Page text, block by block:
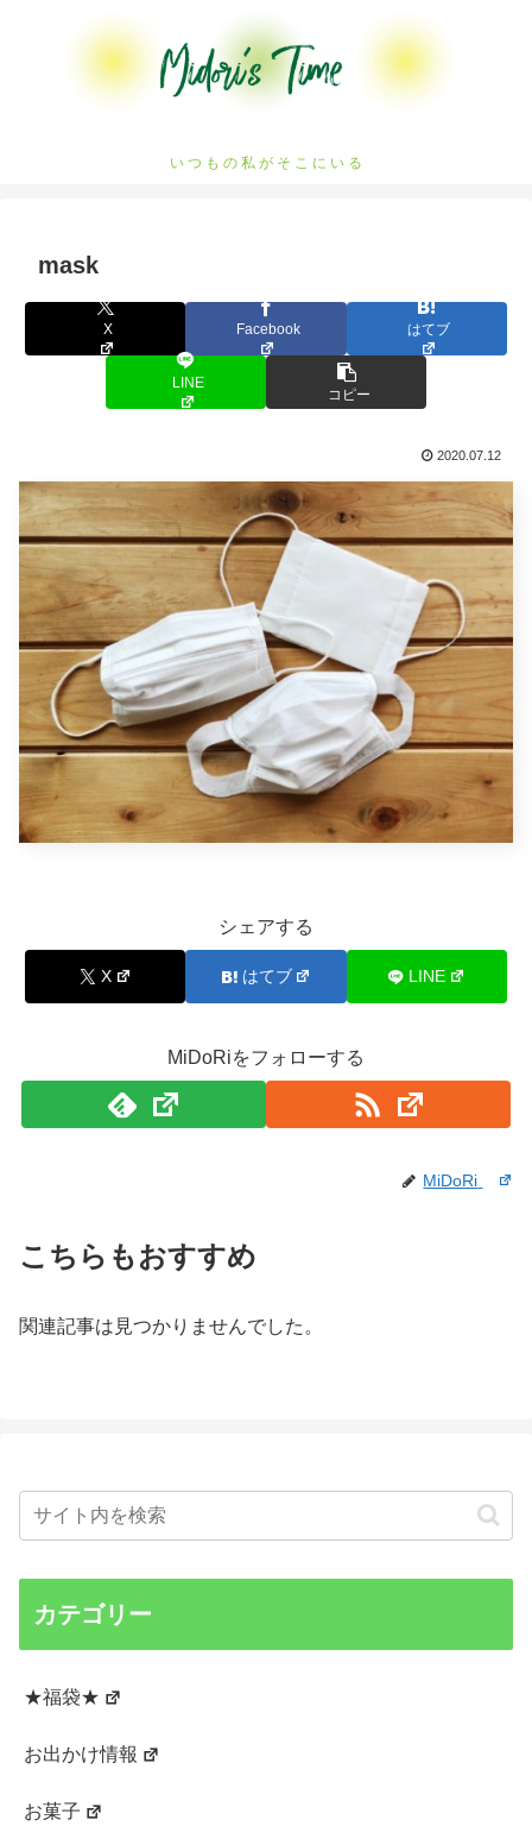
い つ も の 私 が そ こ に い る
mask
X Facebook はてブ
LINE
コピー
2020.07.12
シェアする
X はてブ LINE
MiDoRiをフォローする
MiDoRi
こちらもおすすめ
関連記事は見つかりませんでした。
カテゴリー
★福袋★
お出かけ情報
お菓子